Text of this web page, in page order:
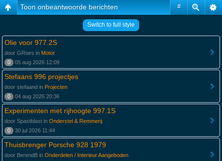
#
Toon onbeantwoorde berichten
Switch to full style
Olie voor 977.2S
door GRoes in Motor
0
05 aug 2026 12:09
Stefaans 996 projectjes
door stefaand in Projecten
0
04 aug 2026 20:36
Experimenten met rijhoogte 997.1S
door Spastblast in Onderstel & Remmerij
0
30 jul 2026 11:44
Thuisbrenger Porsche 928 1979
door BerendB in Onderdelen / Interieur Aangeboden